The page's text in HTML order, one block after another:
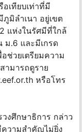
เทียบเท่าที่มี
มิลำเนา อยู่เขต
แห่งในรัศมีที่ใกล้
ม.6 และมีเกรด
ช่วยเตรียมความ
ามารถดูราย
หรือโทร
งศึกษาธิการ กล่าว
วามสำคัญไม่ยิ่ง